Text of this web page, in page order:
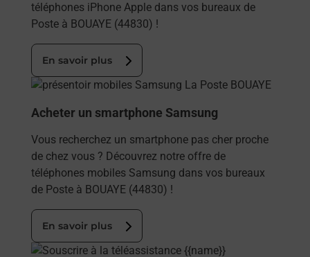
téléphones iPhone Apple dans vos bureaux de
Poste à BOUAYE (44830) !
En savoir plus
En savoir plus
Acheter un smartphone Samsung
Vous recherchez un smartphone pas cher proche
de chez vous ? Découvrez notre offre de
téléphones mobiles Samsung dans vos bureaux
de Poste à BOUAYE (44830) !
En savoir plus
En savoir plus